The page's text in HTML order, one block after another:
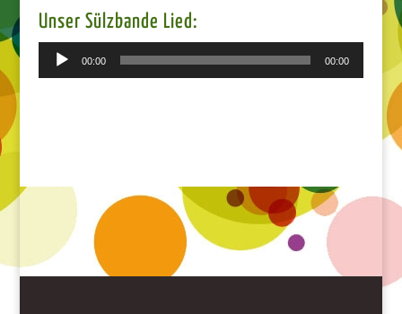
Unser Sülzbande Lied:
Audio-
Player
00:00 00:00